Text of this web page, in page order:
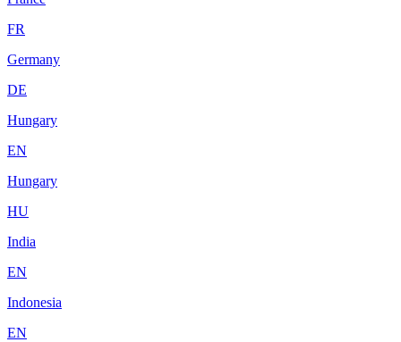
FR
Germany
DE
Hungary
EN
Hungary
HU
India
EN
Indonesia
EN